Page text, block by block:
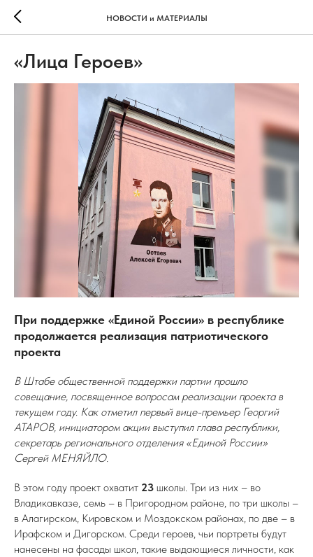
НОВОСТИ и МАТЕРИАЛЫ
«Лица Героев»
При поддержке «Единой России» в республике
продолжается реализация патриотического
проекта
В Штабе общественной поддержки партии прошло
совещание, посвященное вопросам реализации проекта в
текущем году. Как отметил первый вице-премьер Георгий
АТАРОВ, инициатором акции выступил глава республики,
секретарь регионального отделения «Единой России»
Сергей МЕНЯЙЛО.
В этом году проект охватит 23 школы. Три из них – во
Владикавказе, семь – в Пригородном районе, по три школы –
в Алагирском, Кировском и Моздокском районах, по две – в
Ирафском и Дигорском. Среди героев, чьи портреты будут
нанесены на фасады школ, такие выдающиеся личности, как